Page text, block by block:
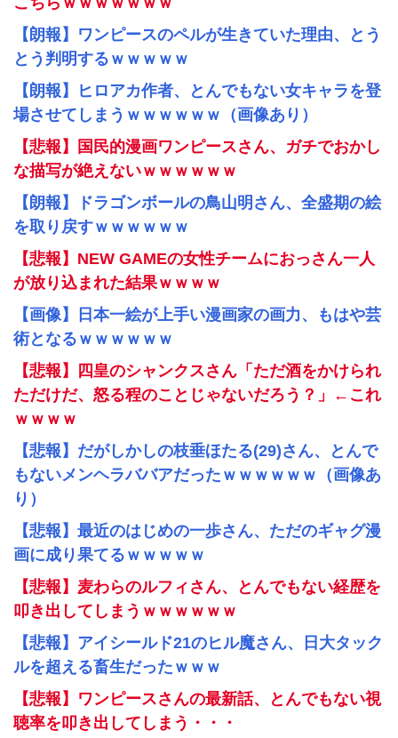
【朗報】ワンピースのペルが生きていた理由、とう
とう判明するｗｗｗｗｗ
【朗報】ヒロアカ作者、とんでもない女キャラを登
場させてしまうｗｗｗｗｗｗ（画像あり）
【悲報】国民的漫画ワンピースさん、ガチでおかし
な描写が絶えないｗｗｗｗｗｗ
【朗報】ドラゴンボールの鳥山明さん、全盛期の絵
を取り戻すｗｗｗｗｗｗ
【悲報】NEW GAMEの女性チームにおっさん一人
が放り込まれた結果ｗｗｗｗ
【画像】日本一絵が上手い漫画家の画力、もはや芸
術となるｗｗｗｗｗｗ
【悲報】四皇のシャンクスさん「ただ酒をかけられ
ただけだ、怒る程のことじゃないだろう？」←これ
ｗｗｗｗ
【悲報】だがしかしの枝垂ほたる(29)さん、とんで
もないメンヘラババアだったｗｗｗｗｗｗ（画像あ
り）
【悲報】最近のはじめの一歩さん、ただのギャグ漫
画に成り果てるｗｗｗｗｗ
【悲報】麦わらのルフィさん、とんでもない経歴を
叩き出してしまうｗｗｗｗｗｗ
【悲報】アイシールド21のヒル魔さん、日大タック
ルを超える畜生だったｗｗｗ
【悲報】ワンピースさんの最新話、とんでもない視
聴率を叩き出してしまう・・・